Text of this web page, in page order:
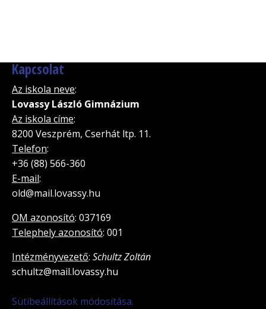
Kapcsolat
Az iskola neve:
Lovassy László Gimnázium
Az iskola címe:
8200 Veszprém, Cserhát ltp. 11.
Telefon:
+36 (88) 566-360
E-mail:
old@mail.lovassy.hu
OM azonosító: 037169
Telephely azonosító: 001
Intézményvezető: Schultz Zoltán
schultz@mail.lovassy.hu
Sütibeállítások módosítása.